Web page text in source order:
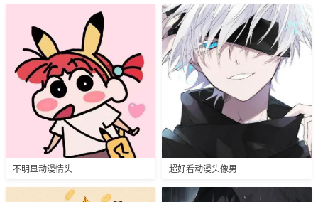
不明显动漫情头 超好看动漫头像男